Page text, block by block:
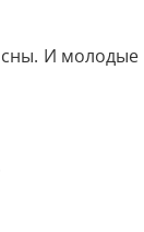
сны. И